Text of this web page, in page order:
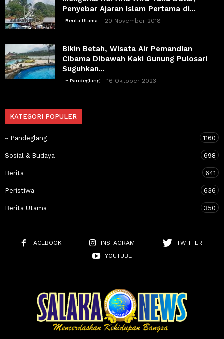
Penyebar Ajaran Islam Pertama di...
Berita Utama 20 November 2018
Bikin Betah, Wisata Air Pemandian
Cibama Dibawah Kaki Gunung Pulosari
Suguhkan...
~ Pandeglang 16 Oktober 2023
KATEGORI POPULER
~ Pandeglang 1160
Sosial & Budaya 698
Berita 641
Peristiwa 636
Berita Utama 350
FACEBOOK INSTAGRAM
TWITTER
YOUTUBE